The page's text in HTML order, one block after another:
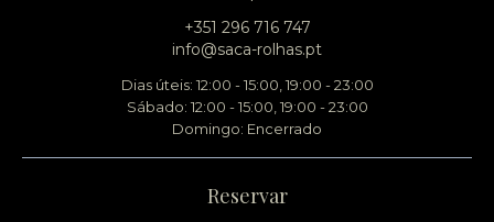
+351 296 716 747
info@saca-rolhas.pt
Dias úteis: 12:00 - 15:00, 19:00 - 23:00
Sábado: 12:00 - 15:00, 19:00 - 23:00
Domingo: Encerrado
Reservar